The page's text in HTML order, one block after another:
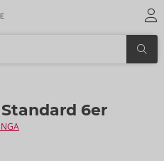
6er